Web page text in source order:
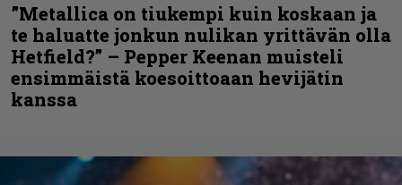
”Metallica on tiukempi kuin koskaan ja
te haluatte jonkun nulikan yrittävän olla
Hetfield?” – Pepper Keenan muisteli
ensimmäistä koesoittoaan hevijätin
kanssa